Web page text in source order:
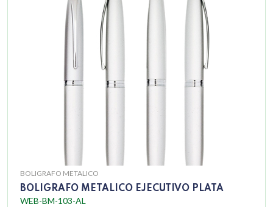
BOLIGRAFO METALICO
BOLIGRAFO METALICO EJECUTIVO PLATA
WEB-BM-103-AL